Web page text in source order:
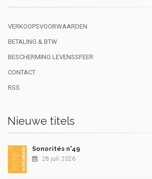
VERKOOPSVOORWAARDEN
BETALING & BTW
BESCHERMING LEVENSSFEER
CONTACT
RSS
Nieuwe titels
Sonorités n°49
28 juil. 2026